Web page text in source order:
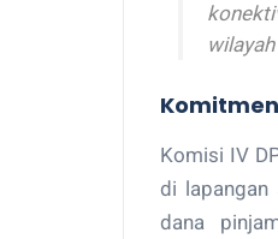
Komisi IV
di lapangan
dana